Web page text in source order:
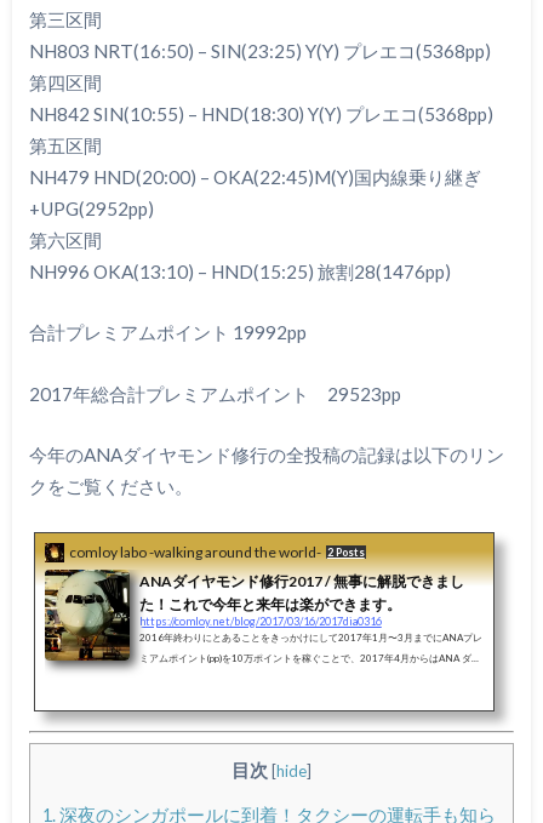
第三区間
NH803 NRT(16:50) – SIN(23:25) Y(Y) プレエコ(5368pp)
第四区間
NH842 SIN(10:55) – HND(18:30) Y(Y) プレエコ(5368pp)
第五区間
NH479 HND(20:00) – OKA(22:45)M(Y)国内線乗り継ぎ
+UPG(2952pp)
第六区間
NH996 OKA(13:10) – HND(15:25) 旅割28(1476pp)
合計プレミアムポイント 19992pp
2017年総合計プレミアムポイント 29523pp
今年のANAダイヤモンド修行の全投稿の記録は以下のリン
クをご覧ください。
comloy labo -walking around the world- 2 Posts
ANAダイヤモンド修行2017 / 無事に解脱できまし
た！これで今年と来年は楽ができます。
https://comloy.net/blog/2017/03/16/2017dia0316
2016年終わりにとあることをきっかけにして2017年1月〜3月までにANAプレ
ミアムポイント(pp)を10万ポイントを稼ぐことで、2017年4月からはANA ダイ
くり、今回無事に10万ppをほぼ計算通りギリギリでクリアすることができまし
受けられるはずですので程なくDIAカードが送られてくるんじゃないかと期待
目次 [hide]
1.深夜のシンガポールに到着！タクシーの運転手も知ら